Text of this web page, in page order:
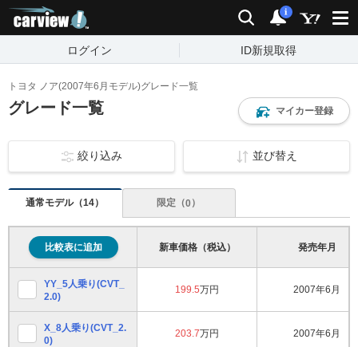
検索 通知
i
ログイン ID新規取得
トヨタ ノア(2007年6月モデル)グレード一覧
グレード一覧 マイカー登録
絞り込み 並び替え
通常モデル（14） 限定（0 ）
比較表に追加 新車価格（税込） 発売年月
YY_5人乗り(CVT_
2.0)
199.5万円 2007年6月
X_8人乗り(CVT_2.
0)
203.7万円 2007年6月